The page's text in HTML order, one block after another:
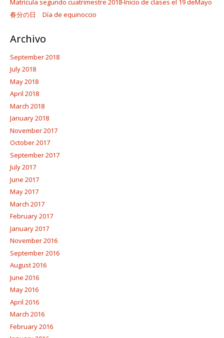
Matrícula segundo cuatrimestre 2018-Inicio de clases el 19 deMayo
春分の日 Día de equinoccio
Archivo
September 2018
July 2018
May 2018
April 2018
March 2018
January 2018
November 2017
October 2017
September 2017
July 2017
June 2017
May 2017
March 2017
February 2017
January 2017
November 2016
September 2016
August 2016
June 2016
May 2016
April 2016
March 2016
February 2016